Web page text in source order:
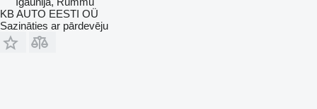
KB AUTO EESTI OÜ
Sazināties ar pārdevēju